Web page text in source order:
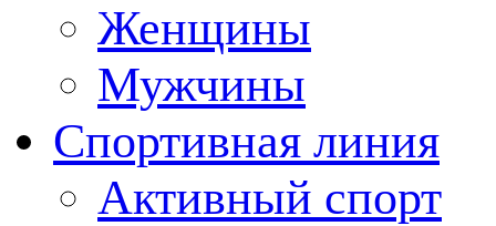
Женщины
Мужчины
Спортивная линия
Активный спорт